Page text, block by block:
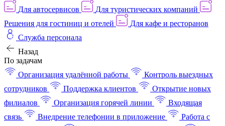
Для автосервисов
Для туристических компаний
Решения для гостиниц и отелей
Для кафе и ресторанов
Служба персонала
Назад
По задачам
Организация удалённой работы
Контроль выездных
сотрудников
Поддержка клиентов
Открытие новых
филиалов
Организация горячей линии
Входящая
связь
Внедрение телефонии в приложение
Работа с